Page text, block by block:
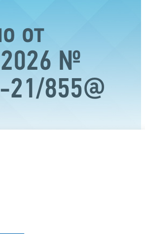
от
№
855@